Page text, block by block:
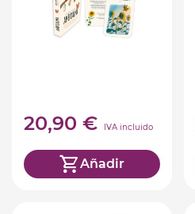
20,90 € IVA incluido
Añadir